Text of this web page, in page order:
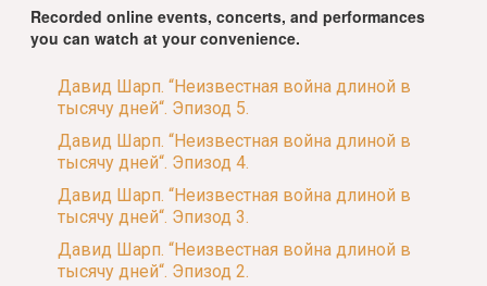
Recorded online events, concerts, and performances
you can watch at your convenience.
Давид Шарп. “Неизвестная война длиной в
тысячу дней“. Эпизод 5.
Давид Шарп. “Неизвестная война длиной в
тысячу дней“. Эпизод 4.
Давид Шарп. “Неизвестная война длиной в
тысячу дней“. Эпизод 3.
Давид Шарп. “Неизвестная война длиной в
тысячу дней“. Эпизод 2.